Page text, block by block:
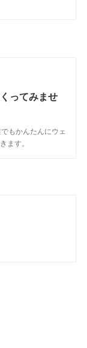
ってみませ
もかんたんにウェ
ます。